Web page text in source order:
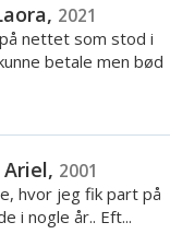
2021
nettet som stod i
betale men bød
2001
hvor jeg fik part på
i nogle år.. Eft...